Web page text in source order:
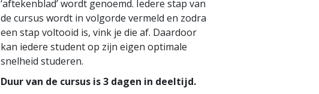
‘aftekenblad’ wordt genoemd. Iedere stap van
de cursus wordt in volgorde vermeld en zodra
een stap voltooid is, vink je die af. Daardoor
kan iedere student op zijn eigen optimale
snelheid studeren.
Duur van de cursus is 3 dagen in deeltijd.